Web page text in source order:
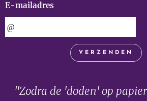
E-mailadres
VERZENDEN
"Zodra de 'doden' op